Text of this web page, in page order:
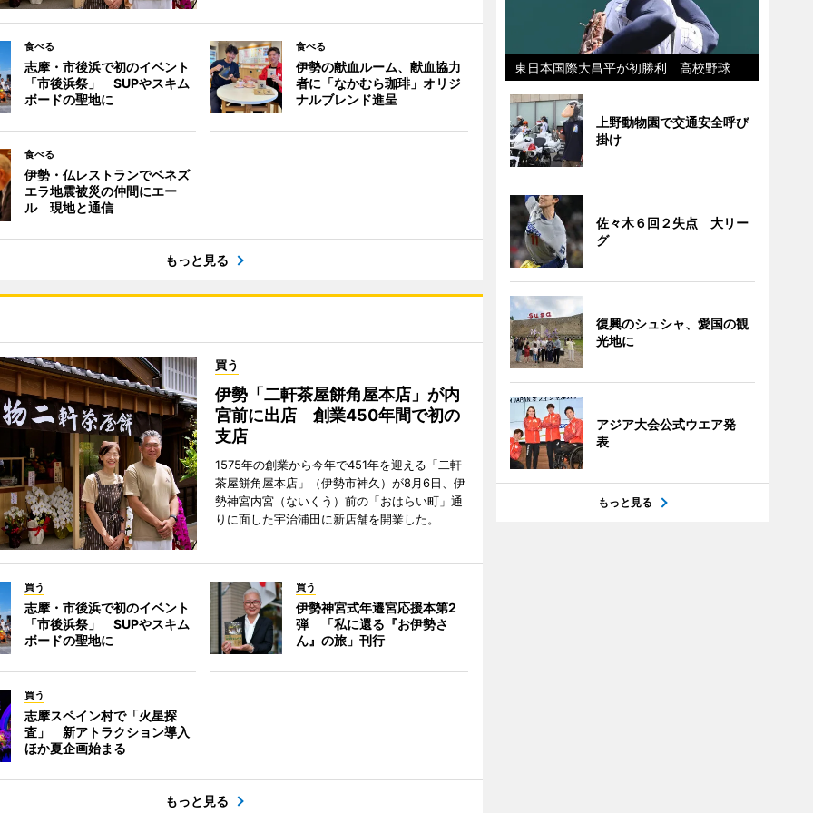
食べる
志摩・市後浜で初のイベント
「市後浜祭」 SUPやスキム
ボードの聖地に
食べる
伊勢の献血ルーム、献血協力
者に「なかむら珈琲」オリジ
ナルブレンド進呈
食べる
伊勢・仏レストランでベネズ
エラ地震被災の仲間にエー
ル 現地と通信
もっと見る
買う
伊勢「二軒茶屋餅角屋本店」が内
宮前に出店 創業450年間で初の
支店
1575年の創業から今年で451年を迎える「二軒
茶屋餅角屋本店」（伊勢市神久）が8月6日、伊
勢神宮内宮（ないくう）前の「おはらい町」通
りに面した宇治浦田に新店舗を開業した。
買う
志摩・市後浜で初のイベント
「市後浜祭」 SUPやスキム
ボードの聖地に
買う
伊勢神宮式年遷宮応援本第2
弾 「私に還る『お伊勢さ
ん』の旅」刊行
買う
志摩スペイン村で「火星探
査」 新アトラクション導入
ほか夏企画始まる
もっと見る
東日本国際大昌平が初勝利 高校野球
上野動物園で交通安全呼び
掛け
佐々木６回２失点 大リー
グ
復興のシュシャ、愛国の観
光地に
アジア大会公式ウエア発
表
もっと見る